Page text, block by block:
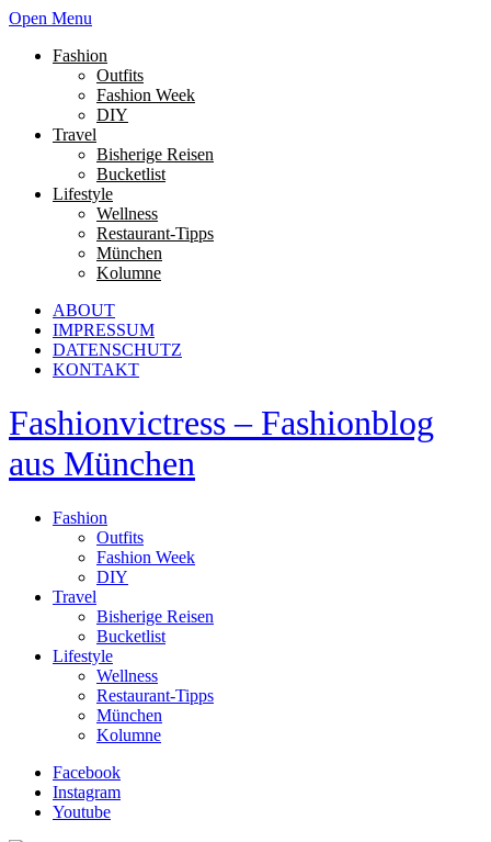
Open Menu
Fashion
Outfits
Fashion Week
DIY
Travel
Bisherige Reisen
Bucketlist
Lifestyle
Wellness
Restaurant-Tipps
München
Kolumne
ABOUT
IMPRESSUM
DATENSCHUTZ
KONTAKT
Fashionvictress – Fashionblog
aus München
Fashion
Outfits
Fashion Week
DIY
Travel
Bisherige Reisen
Bucketlist
Lifestyle
Wellness
Restaurant-Tipps
München
Kolumne
Facebook
Instagram
Youtube